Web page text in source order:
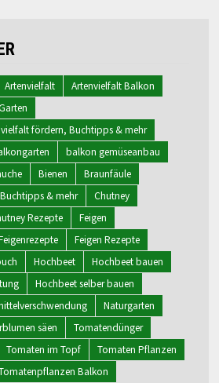
Artenvielfalt
Artenvielfalt Balkon
fördern, Buchtipps & mehr
balkon gemüseanbau
Bienen
Braunfäule
Buchtipps & mehr
Chutney
Rezepte
Feigen
Feigen Rezepte
Hochbeet
Hochbeet bauen
Hochbeet selber bauen
Naturgarten
säen
Tomatendünger
Tomaten im Topf
Tomaten Pflanzen
Balkon